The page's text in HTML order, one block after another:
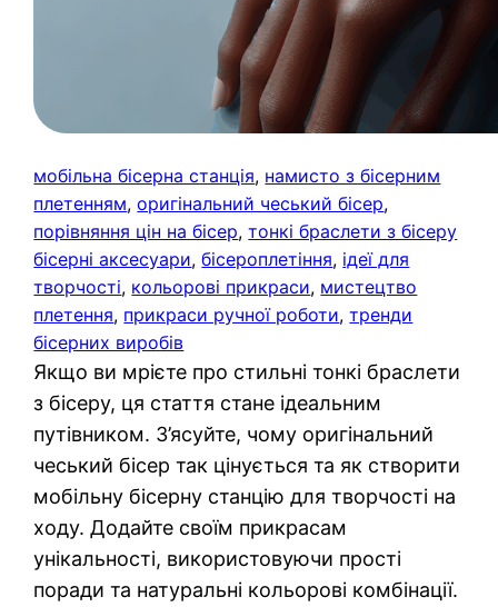
мобільна бісерна станція, намисто з бісерним
плетенням, оригінальний чеський бісер
порівняння цін на бісер, тонкі браслети з бісеру
бісерні аксесуари, бісероплетіння, ідеї для
творчості, кольорові прикраси, мистецтво
плетення, прикраси ручної роботи, тренди
бісерних виробів
Якщо ви мрієте про стильні тонкі браслети
з бісеру, ця стаття стане ідеальним
путівником. З’ясуйте, чому оригінальний
чеський бісер так цінується та як створити
мобільну бісерну станцію для творчості на
ходу. Додайте своїм прикрасам
унікальності, використовуючи прості
поради та натуральні кольорові комбінації.